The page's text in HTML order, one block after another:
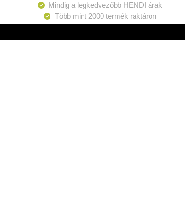
Mindig a legkedvezőbb HENDI árak
Több mint 2000 termék raktáron